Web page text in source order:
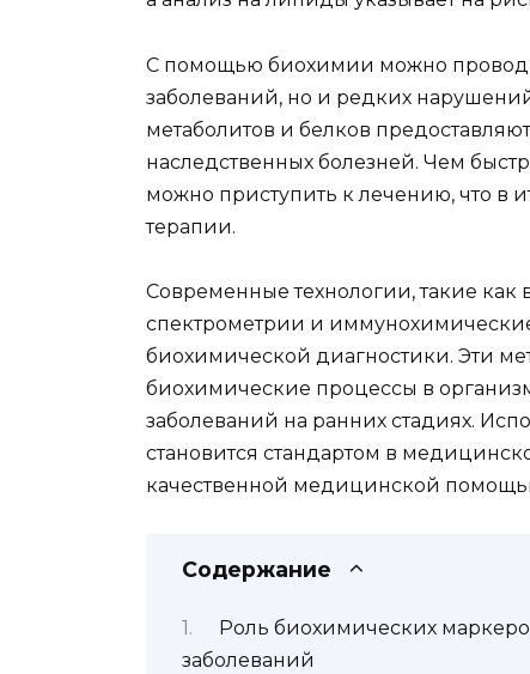
С помощью биохимии можно
заболеваний, но и редких
метаболитов и белков
наследственных болезней. Чем
можно приступить к лечению, что в
терапии.
Современные технологии, такие
спектрометрии и
биохимической диагностики. Эти
биохимические процессы в
заболеваний на ранних стадиях.
становится стандартом в
качественной медицинской
Содержание
Роль биохимических
заболеваний